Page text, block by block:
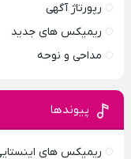
رپورتاژ آگهی
ریمیکس های جدید
مداحی و نوحه
پیوندها
ریمیکس های